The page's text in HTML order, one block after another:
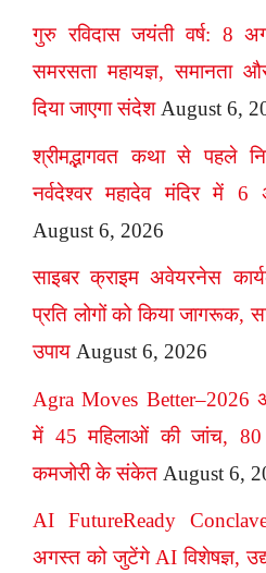
गुरु रविदास जयंती वर्ष: 8
समरसता महायज्ञ, समानता
दिया जाएगा संदेश August 6,
श्रीमद्भागवत कथा से पहले
नर्वदेश्वर महादेव मंदिर में
August 6, 2026
साइबर क्राइम अवेयरनेस
प्रति लोगों को किया जागरूक,
उपाय August 6, 2026
Agra Moves Better–2026
में 45 महिलाओं की जांच, 80
कमजोरी के संकेत August 6,
AI FutureReady
अगस्त को जुटेंगे AI विशेषज्ञ,